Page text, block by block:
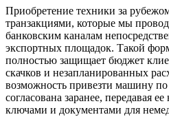
Приобретение техники за
транзакциями, которые мы
банковским каналам
экспортных площадок. Такой
полностью защищает бюджет
скачков и незапланированных
возможность привезти машину по
согласована заранее, передавая
ключами и документами для